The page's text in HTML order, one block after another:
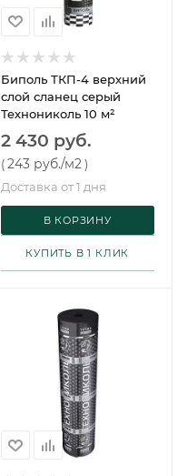
Биполь ТКП-4 верхний
слой сланец серый
Технониколь 10 м²
2 430 руб.
(243 руб./м2 )
Доставка от 1 дня
В КОРЗИНУ
КУПИТЬ В 1 КЛИК